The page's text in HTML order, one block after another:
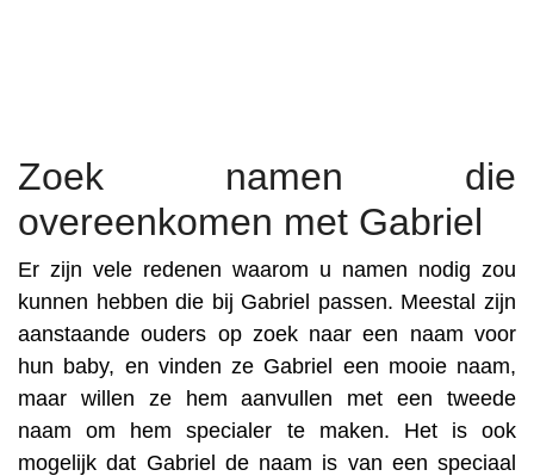
Zoek namen die
overeenkomen met Gabriel
Er zijn vele redenen waarom u namen nodig zou
kunnen hebben die bij Gabriel passen. Meestal zijn
aanstaande ouders op zoek naar een naam voor
hun baby, en vinden ze Gabriel een mooie naam,
maar willen ze hem aanvullen met een tweede
naam om hem specialer te maken. Het is ook
mogelijk dat Gabriel de naam is van een speciaal